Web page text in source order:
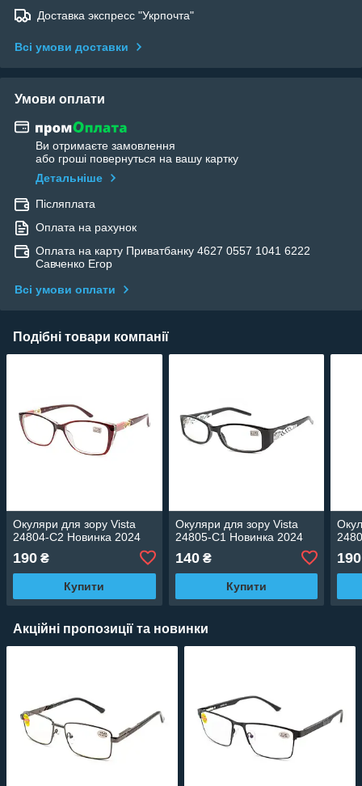
Доставка экспресс "Укрпочта"
Всі умови доставки
Умови оплати
Ви отримаєте замовлення
або гроші повернуться на вашу картку
Детальніше
Післяплата
Оплата на рахунок
Оплата на карту Приватбанку 4627 0557 1041 6222
Савченко Егор
Всі умови оплати
Подібні товари компанії
Окуляри для зору Vista
24804-C2 Новинка 2024
190 ₴
Купити
Окуляри для зору Vista
24805-C1 Новинка 2024
140₴
Купити
190
Акційні пропозиції та новинки